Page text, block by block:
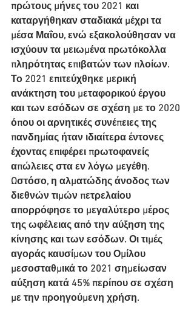
πρώτους μήνες του 2021 και
καταργήθηκαν σταδιακά μέχρι τα
μέσα Μαΐου, ενώ εξακολούθησαν να
ισχύουν τα μειωμένα πρωτόκολλα
πληρότητας επιβατών των πλοίων.
Το 2021 επιτεύχθηκε μερική
ανάκτηση του μεταφορικού έργου
και των εσόδων σε σχέση με το 2020
όπου οι αρνητικές συνέπειες της
πανδημίας ήταν ιδιαίτερα έντονες
έχοντας επιφέρει πρωτοφανείς
απώλειες στα εν λόγω μεγέθη.
Ωστόσο, η αλματώδης άνοδος των
διεθνών τιμών πετρελαίου
απορρόφησε το μεγαλύτερο μέρος
της ωφέλειας από την αύξηση της
κίνησης και των εσόδων. Οι τιμές
αγοράς καυσίμων του Ομίλου
μεσοσταθμικά το 2021 σημείωσαν
αύξηση κατά 45% περίπου σε σχέση
με την προηγούμενη χρήση.